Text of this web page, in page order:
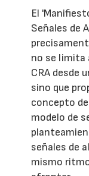
El
Señales de
no se limita
CRA desde
sino que
concepto
modelo de
señales de
mismo